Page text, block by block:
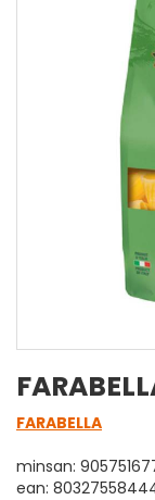
FARABELLA
minsan:
ean: